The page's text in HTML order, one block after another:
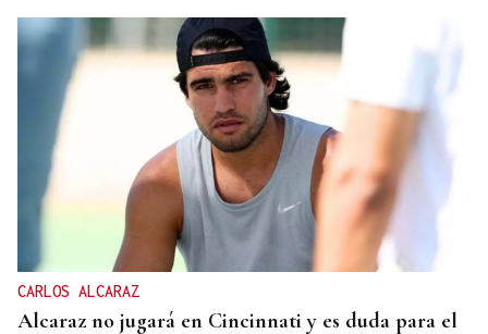
CARLOS ALCARAZ
Alcaraz no jugará en Cincinnati y es duda para el